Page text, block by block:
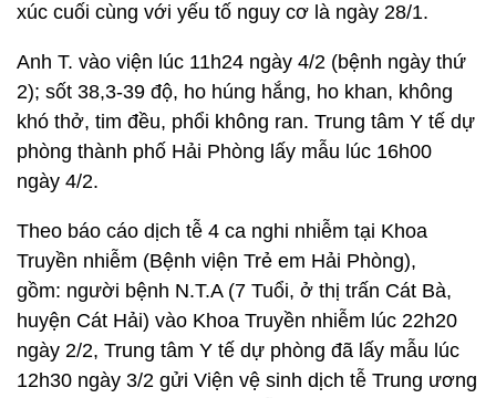
xúc cuối cùng với yếu tố nguy cơ là ngày 28/1.
Anh T. vào viện lúc 11h24 ngày 4/2 (bệnh ngày thứ
2); sốt 38,3-39 độ, ho húng hắng, ho khan, không
khó thở, tim đều, phổi không ran. Trung tâm Y tế dự
phòng thành phố Hải Phòng lấy mẫu lúc 16h00
ngày 4/2.
Theo báo cáo dịch tễ 4 ca nghi nhiễm tại Khoa
Truyền nhiễm (Bệnh viện Trẻ em Hải Phòng),
gồm: người bệnh N.T.A (7 Tuổi, ở thị trấn Cát Bà,
huyện Cát Hải) vào Khoa Truyền nhiễm lúc 22h20
ngày 2/2, Trung tâm Y tế dự phòng đã lấy mẫu lúc
12h30 ngày 3/2 gửi Viện vệ sinh dịch tễ Trung ương